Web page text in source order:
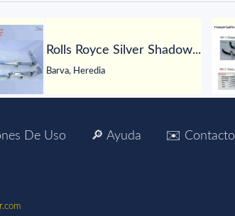
Rolls Royce Silver Shadow...
Barva, Heredia
De Uso 🔎 Ayuda ✉️ Contacto